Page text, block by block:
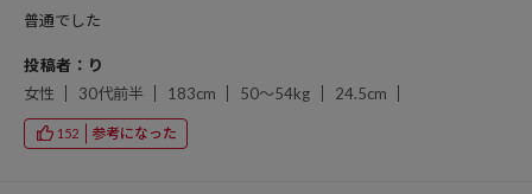
普通でした
投稿者：り
女性
30代前半 183cm 50～54kg 24.5cm
152 参考になった